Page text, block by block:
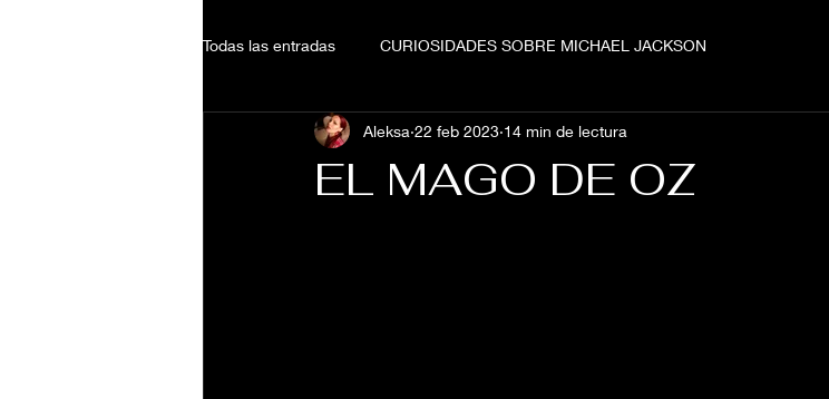
Todas las entradas CURIOSIDADES SOBRE MICHAEL JACKSON
EL MAGO DE OZ
Aleksa 22 feb 2023 14 min de lectura